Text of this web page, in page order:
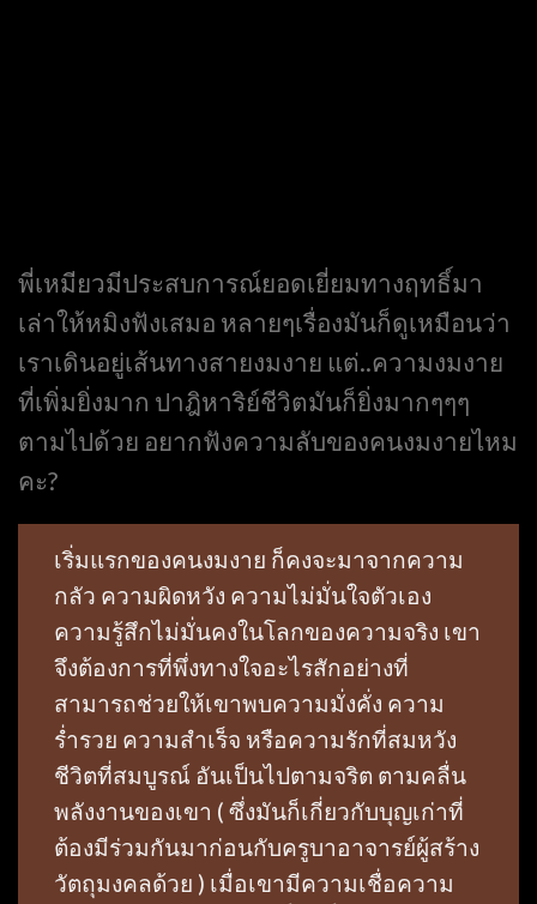
พี่เหมียวมีประสบการณ์ยอดเยี่ยมทางฤทธิ์มา
เล่าให้หมิงฟังเสมอ หลายๆเรื่องมันก็ดูเหมือนว่า
เราเดินอยู่เส้นทางสายงมงาย แต่..ความงมงาย
ที่เพิ่มยิ่งมาก ปาฎิหาริย์ชีวิตมันก็ยิ่งมากๆๆๆ
ตามไปด้วย อยากฟังความลับของคนงมงายไหม
คะ?
เริ่มแรกของคนงมงาย ก็คงจะมาจากความ
กลัว ความผิดหวัง ความไม่มั่นใจตัวเอง
ความรู้สึกไม่มั่นคงในโลกของความจริง เขา
จึงต้องการที่พึ่งทางใจอะไรสักอย่างที่
สามารถช่วยให้เขาพบความมั่งคั่ง ความ
ร่ำรวย ความสำเร็จ หรือความรักที่สมหวัง
ชีวิตที่สมบูรณ์ อันเป็นไปตามจริต ตามคลื่น
พลังงานของเขา ( ซึ่งมันก็เกี่ยวกับบุญเก่าที่
ต้องมีร่วมกันมาก่อนกับครูบาอาจารย์ผู้สร้าง
วัตถุมงคลด้วย ) เมื่อเขามีความเชื่อความ